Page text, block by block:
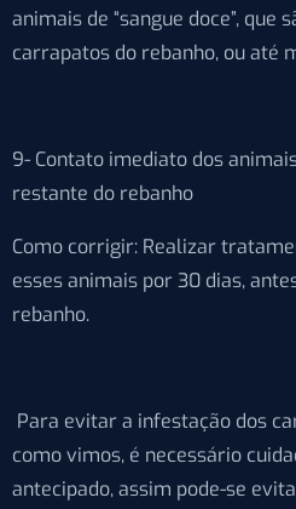
animais de “sangue doce”, que
carrapatos do rebanho, ou até
9- Contato imediato dos
restante do rebanho
Como corrigir: Realizar
esses animais por 30 dias,
rebanho.
Para evitar a infestação dos
como vimos, é necessário
antecipado, assim pode-se